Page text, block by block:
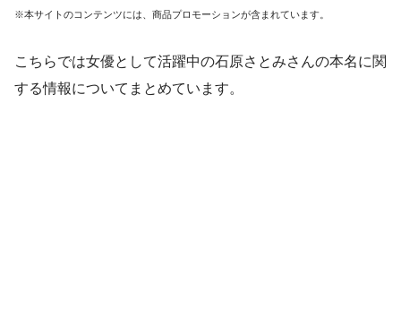
※本サイトのコンテンツには、商品プロモーションが含まれています。
こちらでは女優として活躍中の石原さとみさんの本名に関
する情報についてまとめています。